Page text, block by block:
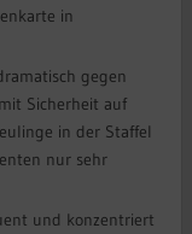
in
gegen
Sicherheit auf
in der Staffel
nur sehr
und konzentriert